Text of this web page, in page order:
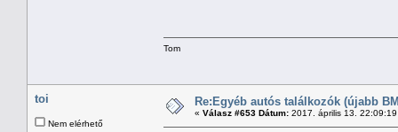
Tom
toi
Nem elérhető
Re:Egyéb autós találkozók (újabb
« Válasz #653 Dátum: 2017. április 13.